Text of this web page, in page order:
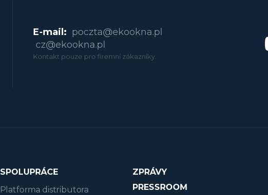
E-mail: poczta@ekookna.pl
cz@ekookna.pl
Kontakt pouze pro firemní zákazníky.
SPOLUPRÁCE
Platforma distributora
ZPRÁVY
PRESSROOM